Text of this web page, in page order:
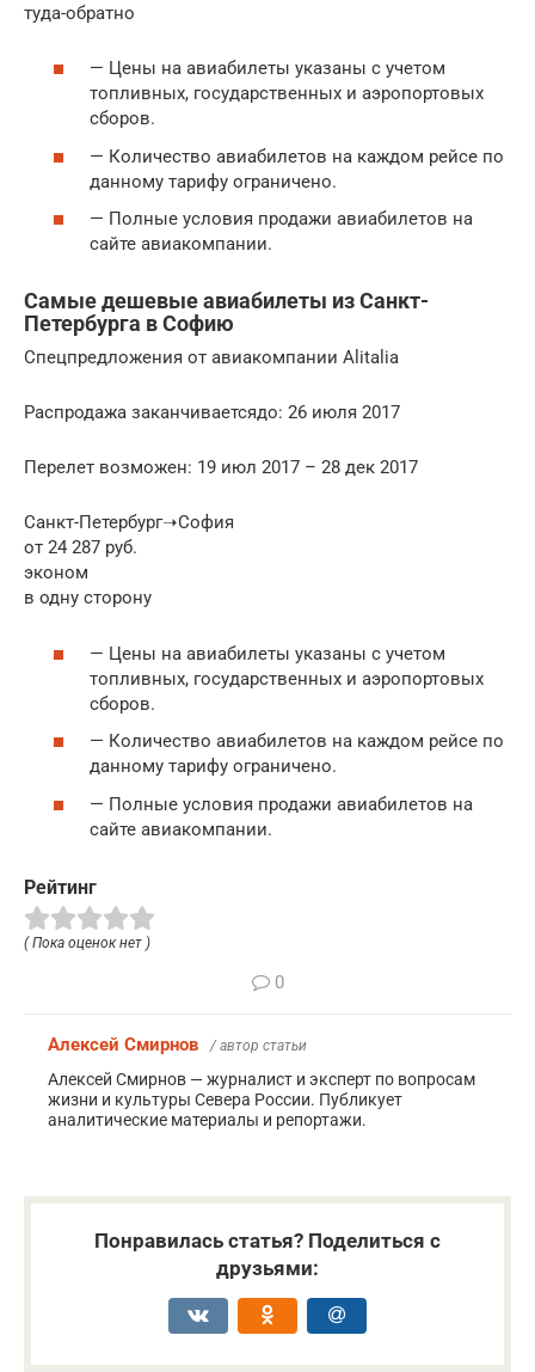
туда-обратно
— Цены на авиабилеты указаны с учетом
топливных, государственных и аэропортовых
сборов.
— Количество авиабилетов на каждом рейсе по
данному тарифу ограничено.
— Полные условия продажи авиабилетов на
сайте авиакомпании.
Самые дешевые авиабилеты из Санкт-
Петербурга в Софию
Спецпредложения от авиакомпании Alitalia
Распродажа заканчиваетсядо: 26 июля 2017
Перелет возможен: 19 июл 2017 – 28 дек 2017
Санкт-Петербург➝София
от 24 287 руб.
эконом
в одну сторону
— Цены на авиабилеты указаны с учетом
топливных, государственных и аэропортовых
сборов.
— Количество авиабилетов на каждом рейсе по
данному тарифу ограничено.
— Полные условия продажи авиабилетов на
сайте авиакомпании.
Рейтинг
( Пока оценок нет )
0
Алексей Смирнов / автор статьи
Алексей Смирнов — журналист и эксперт по вопросам
жизни и культуры Севера России. Публикует
аналитические материалы и репортажи.
Понравилась статья? Поделиться с
друзьями: